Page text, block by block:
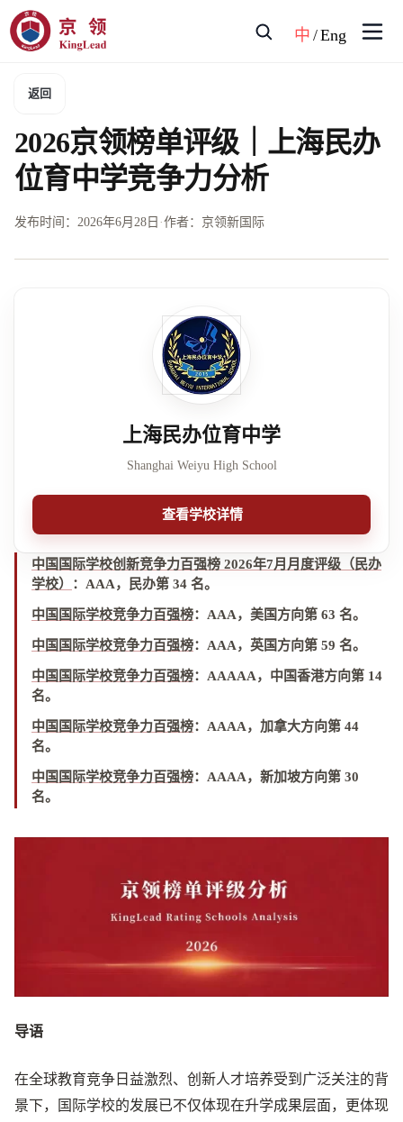
中 /Eng
返回
2026京领榜单评级｜上海民办
位育中学竞争力分析
发布时间： 2026年6月28日 ·作者：京领新国际
中国国际学校创新竞争力百强榜 2026年7月月度评级（民办
学校）
： AAA，民办第 34 名。
中国国际学校竞争力百强榜： AAA，美国方向第 63 名。
中国国际学校竞争力百强榜： AAA，英国方向第 59 名。
中国国际学校竞争力百强榜： AAAAA，中国香港方向第 14
名。
中国国际学校竞争力百强榜： AAAA，加拿大方向第 44
名。
中国国际学校竞争力百强榜： AAAA，新加坡方向第 30
名。
导语
在全球教育竞争日益激烈、创新人才培养受到广泛关注的背
景下，国际学校的发展已不仅体现在升学成果层面，更体现
上海民办位育中学
Shanghai Weiyu High School
查看学校详情